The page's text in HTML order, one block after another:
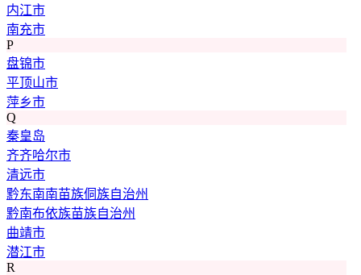
内江市
南充市
P
盘锦市
平顶山市
萍乡市
Q
秦皇岛
齐齐哈尔市
清远市
黔东南南苗族侗族自治州
黔南布依族苗族自治州
曲靖市
潜江市
R